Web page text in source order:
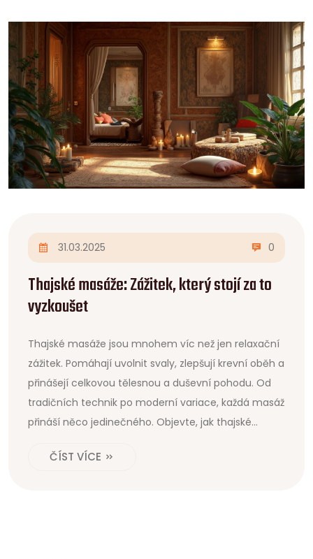
31.03.2025 0
Thajské masáže: Zážitek, který stojí za to
vyzkoušet
Thajské masáže jsou mnohem víc než jen relaxační
zážitek. Pomáhají uvolnit svaly, zlepšují krevní oběh a
přinášejí celkovou tělesnou a duševní pohodu. Od
tradičních technik po moderní variace, každá masáž
přináší něco jedinečného. Objevte, jak thajské
salon.ČÍST VÍCE